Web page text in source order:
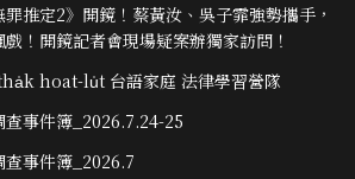
推定2》開鏡！蔡黃汝、吳子霏強勢攜手，
！開鏡記者會現場疑案辦獨家訪問！
hoat-lu̍t 台語家庭 法律學習營隊
查事件簿_2026.7.24-25
查事件簿_2026.7